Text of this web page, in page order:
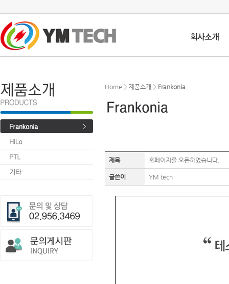
Home > 제품소개 > Frankonia
제목 홈페이지를 오픈하였습니다.
글쓴이 YM tech